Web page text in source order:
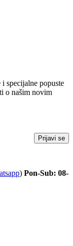
specijalne popuste
o našim novim
) Pon-Sub: 08-